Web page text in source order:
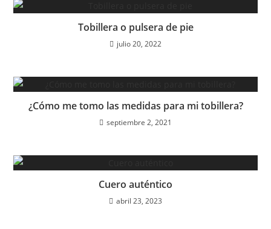
Tobillera o pulsera de pie
julio 20, 2022
¿Cómo me tomo las medidas para mi tobillera?
septiembre 2, 2021
Cuero auténtico
abril 23, 2023